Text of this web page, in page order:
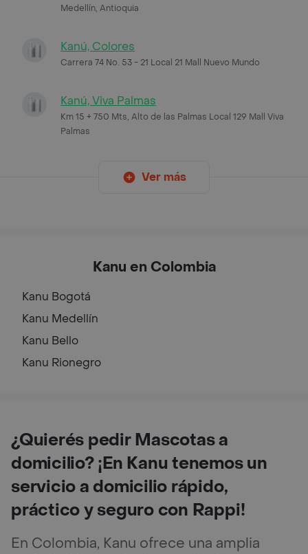
Medellín, Antioquia
Kanú, Colores
Carrera 74 No. 53 - 21 Local 21 Mall Nuevo Mundo
Kanú, Viva Palmas
Km 15 + 750 Mts, Alto de las Palmas Local 129 Mall Viva
Palmas
Ver más
Kanu en Colombia
Kanu Bogotá
Kanu Medellín
Kanu Bello
Kanu Rionegro
¿Quierés pedir Mascotas a
domicilio? ¡En Kanu tenemos un
servicio a domicilio rápido,
práctico y seguro con Rappi!
En Colombia, Kanu ofrece una amplia